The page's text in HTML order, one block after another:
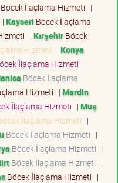
İlaçlama Hizmeti |
| Kayseri Böcek İlaçlama
| KırşehirBöcek
Hizmeti | Konya
İlaçlama Hizmeti |
Böcek İlaçlama
Hizmeti | Mardin
İlaçlama Hizmeti | Muş
İlaçlama Hizmeti |
Böcek İlaçlama Hizmeti |
Böcek İlaçlama Hizmeti |
Böcek İlaçlama Hizmeti |
Böcek İlaçlama Hizmeti |